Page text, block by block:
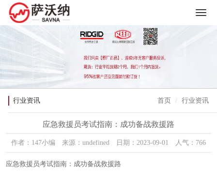
行业资讯 首页 行业资讯
应急救援员考试指南：成功备战救援路
作者：147小编 来源：undefined 日期：2023-09-01 人气：766
应急救援员考试指南：成功备战救援路